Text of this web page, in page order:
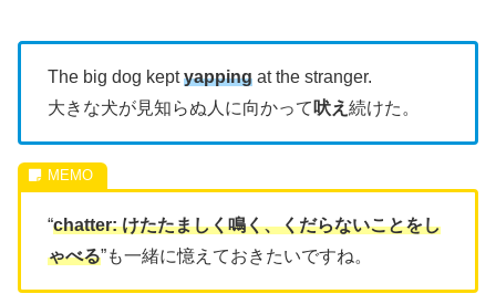
The big dog keptyapping at the stranger.
大きな犬が見知らぬ人に向かって 吠え 続けた。
“chatter: けたたましく鳴く、くだらないことをし
ゃべる”も一緒に憶えておきたいですね。